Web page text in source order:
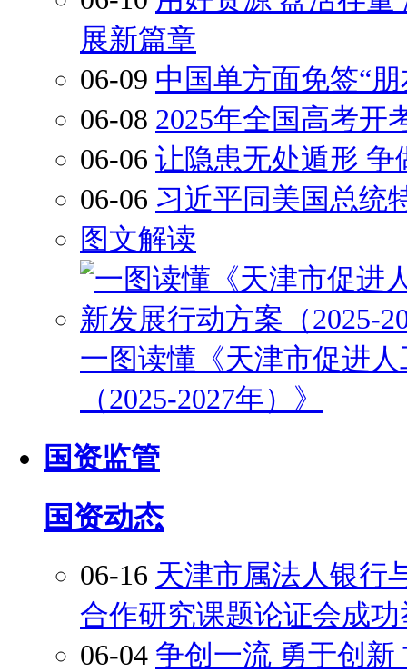
展新篇章
06-09 中国单方面免签“
06-08 2025年全国高考开
06-06 让隐患无处遁形 争
06-06 习近平同美国总统
图文解读
一图读懂《天津市促进
（2025-2027年）》
国资监管
国资动态
06-16 天津市属法人银行
合作研究课题论证会成功
06-04 争创一流 勇于创